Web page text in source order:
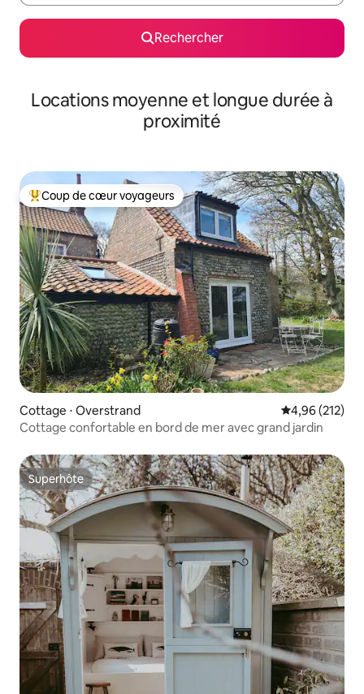
Rechercher
Locations moyenne et longue durée à
proximité
Coups de cœur voyageurs les plus appréciés
Coup de cœur voyageurs
Cottage ⋅ Overstrand Évaluation
4,96 (212)
Cottage confortable en bord de mer avec grand jardin
Superhôte
Superhôte